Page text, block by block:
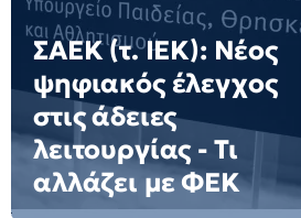
ΣΑΕΚ (τ. ΙΕΚ): Νέος
ψηφιακός έλεγχος
στις άδειες
λειτουργίας - Τι
αλλάζει με ΦΕΚ